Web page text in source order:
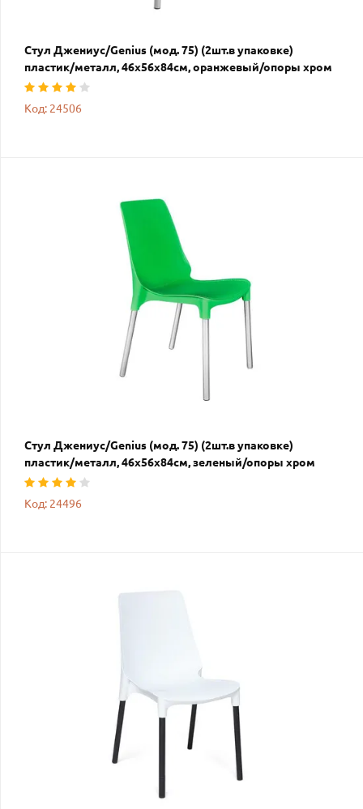
Стул Джениус/Genius (мод. 75) (2шт.в упаковке)
пластик/металл, 46x56x84cм, оранжевый/опоры хром
Код: 24506
Стул Джениус/Genius (мод. 75) (2шт.в упаковке)
пластик/металл, 46x56x84cм, зеленый/опоры хром
Код: 24496